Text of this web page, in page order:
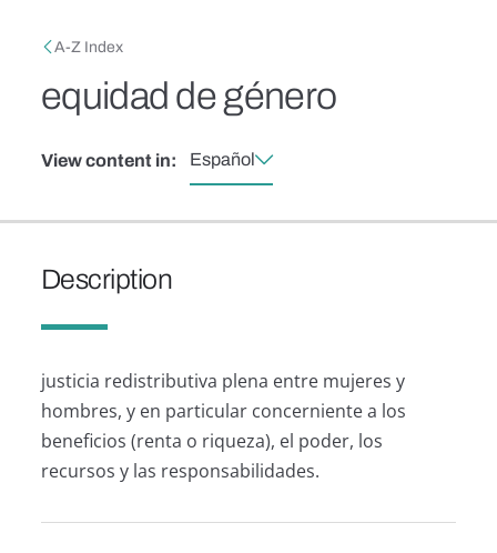
Breadcrumb
A-Z Index
equidad de género
View content in: Español
Description
justicia redistributiva plena entre mujeres y
hombres, y en particular concerniente a los
beneficios (renta o riqueza), el poder, los
recursos y las responsabilidades.